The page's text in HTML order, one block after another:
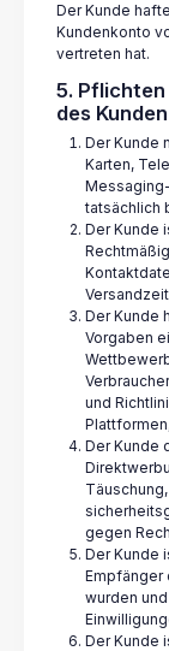
Der Kunde
Kundenkonto
vertreten hat.
5.
des Kunden
Der Kunde
Karten,
tatsächlich
Der Kunde
Der Kunde
Vorgaben
und
Der Kunde
gegen
Der Kunde
Empfänger
wurden
Der Kunde